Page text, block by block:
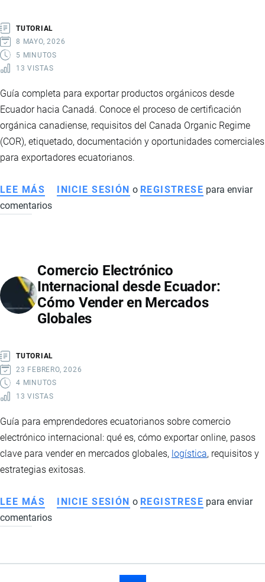
EN
LA
ECONOMÍA
EXPORTACIONES
TUTORIAL
8 MAYO, 2026
5 MINUTOS
13 VISTAS
Guía completa para exportar productos orgánicos desde
Ecuador hacia Canadá. Conoce el proceso de certificación
orgánica canadiense, requisitos del Canada Organic Regime
(COR), etiquetado, documentación y oportunidades comerciales
para exportadores ecuatorianos.
LEE MÁS SOBRE
CÓMO
DESDE
ECUADOR
A
CANADÁ
INICIE SESIÓN o REGISTRESE para enviar
comentarios
Comercio Electrónico
Internacional desde Ecuador:
Cómo Vender en Mercados
Globales
TUTORIAL
23 FEBRERO, 2026
4 MINUTOS
13 VISTAS
Guía para emprendedores ecuatorianos sobre comercio
electrónico internacional: qué es, cómo exportar online, pasos
clave para vender en mercados globales, logística, requisitos y
estrategias exitosas.
LEE MÁS SOBRE
COMERCIO
DESDE
INICIE SESIÓN o REGISTRESE para enviar
comentarios